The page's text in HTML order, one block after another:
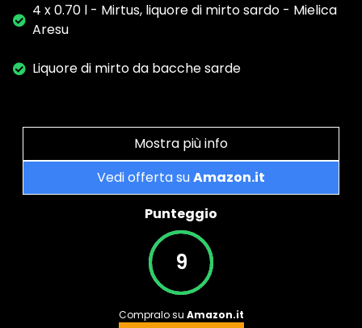
4 x 0.70 l - Mirtus, liquore di mirto sardo - Mielica
Aresu
Liquore di mirto da bacche sarde
Mostra più info
Vedi offerta suAmazon.it
Punteggio
9
Compralo su Amazon.it